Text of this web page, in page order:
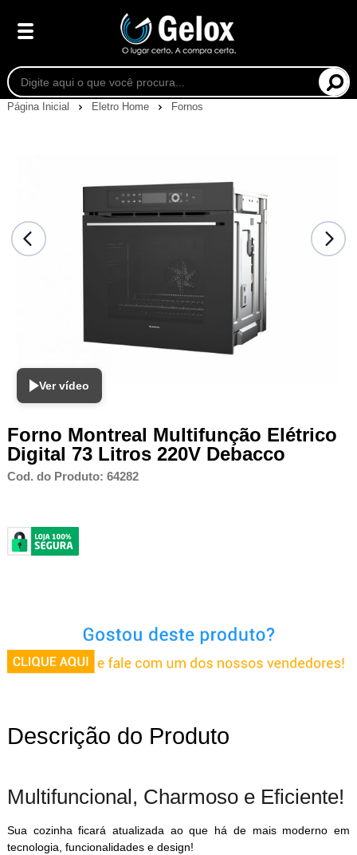
Página Inicial Eletro Home Fornos
Ver vídeo
Forno Montreal Multifunção Elétrico
Digital 73 Litros 220V Debacco
Cod. do Produto: 64282
Descrição do Produto
Multifuncional, Charmoso e Eficiente!
Sua cozinha ficará atualizada ao que há de mais moderno em
tecnologia, funcionalidades e design!